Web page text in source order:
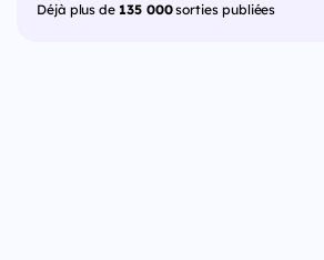
Déjà plus de 135 000sorties publiées